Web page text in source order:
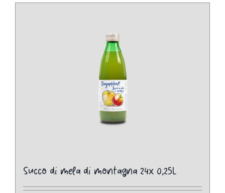
Succo di mela di montagna 24x 0,25L